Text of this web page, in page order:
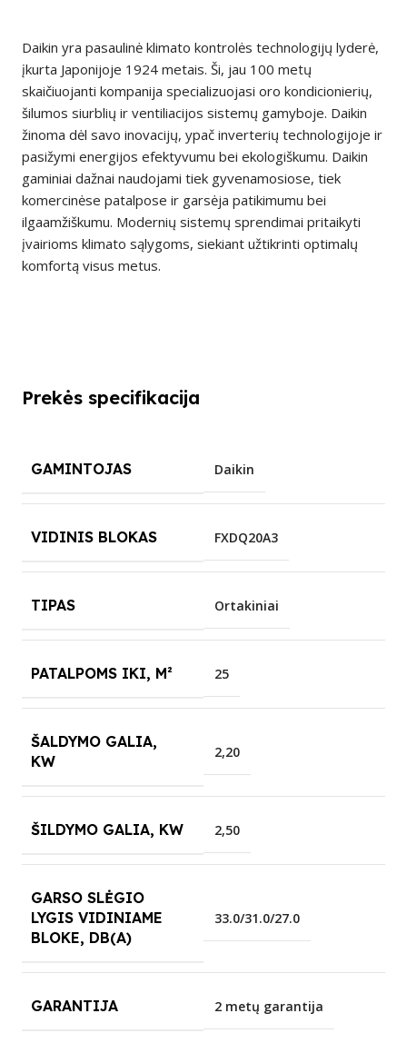
Daikin yra pasaulinė klimato kontrolės technologijų lyderė,
įkurta Japonijoje 1924 metais. Ši, jau 100 metų
skaičiuojanti kompanija specializuojasi oro kondicionierių,
šilumos siurblių ir ventiliacijos sistemų gamyboje. Daikin
žinoma dėl savo inovacijų, ypač inverterių technologijoje ir
pasižymi energijos efektyvumu bei ekologiškumu. Daikin
gaminiai dažnai naudojami tiek gyvenamosiose, tiek
komercinėse patalpose ir garsėja patikimumu bei
ilgaamžiškumu. Modernių sistemų sprendimai pritaikyti
įvairioms klimato sąlygoms, siekiant užtikrinti optimalų
komfortą visus metus.
Prekės specifikacija
GAMINTOJAS Daikin
VIDINIS BLOKAS FXDQ20A3
TIPAS Ortakiniai
PATALPOMS IKI, M² 25
ŠALDYMO GALIA,
KW
2,20
ŠILDYMO GALIA, KW 2,50
GARSO SLĖGIO
LYGIS VIDINIAME
BLOKE, DB(A)
33.0/31.0/27.0
GARANTIJA 2 metų garantija